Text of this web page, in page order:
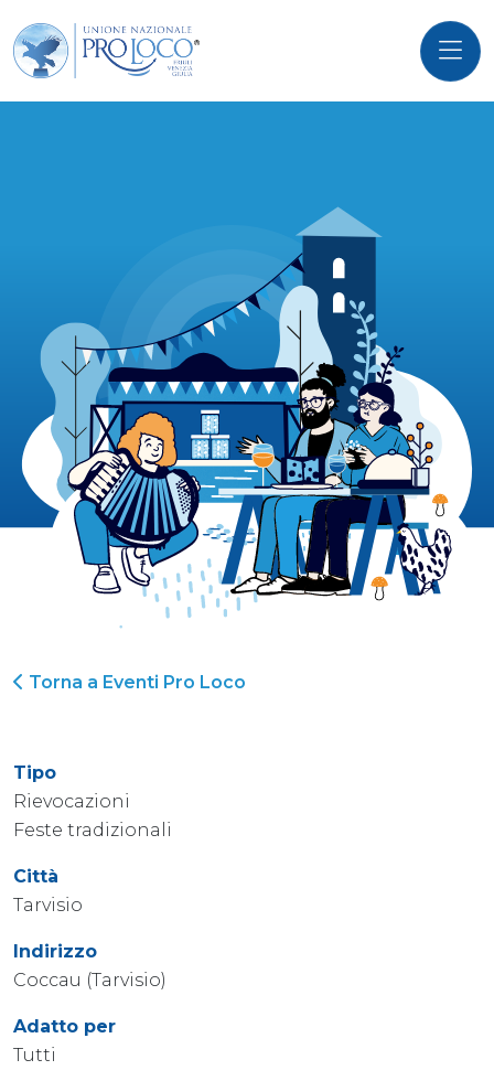
Torna a Eventi Pro Loco
Tipo
Rievocazioni
Feste tradizionali
Città
Tarvisio
Indirizzo
Coccau (Tarvisio)
Adatto per
Tutti